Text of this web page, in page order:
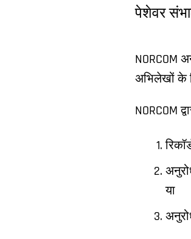
पेशेवर
NORCOM
अभिलेखों के
NORCOM
या